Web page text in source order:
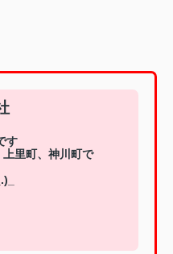
す
里町、神川町で